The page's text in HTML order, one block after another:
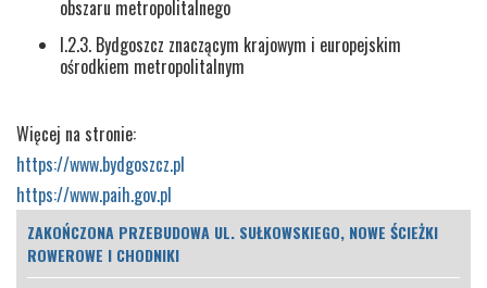
obszaru metropolitalnego
I.2.3. Bydgoszcz znaczącym krajowym i europejskim
ośrodkiem metropolitalnym
Więcej na stronie:
https://www.bydgoszcz.pl
https://www.paih.gov.pl
ZAKOŃCZONA PRZEBUDOWA UL. SUŁKOWSKIEGO, NOWE ŚCIEŻKI
ROWEROWE I CHODNIKI